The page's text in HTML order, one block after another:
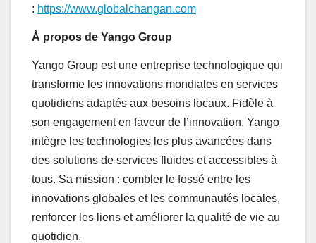
: https://www.globalchangan.com
À propos de Yango Group
Yango Group est une entreprise technologique qui
transforme les innovations mondiales en services
quotidiens adaptés aux besoins locaux. Fidèle à
son engagement en faveur de l’innovation, Yango
intègre les technologies les plus avancées dans
des solutions de services fluides et accessibles à
tous. Sa mission : combler le fossé entre les
innovations globales et les communautés locales,
renforcer les liens et améliorer la qualité de vie au
quotidien.